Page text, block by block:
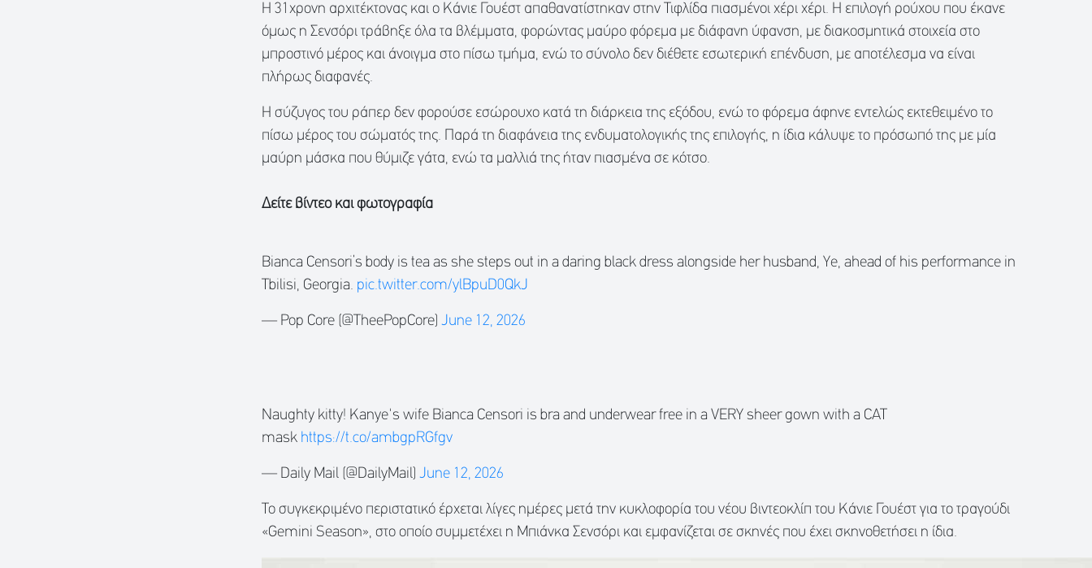
Η 31χρονη αρχιτέκτονας και ο Κάνιε Γουέστ απαθανατίστηκαν στην Τιφλίδα πιασμένοι χέρι χέρι. Η επιλογή ρούχου που έκανε
όμως η Σενσόρι τράβηξε όλα τα βλέμματα, φορώντας μαύρο φόρεμα με διάφανη ύφανση, με διακοσμητικά στοιχεία στο
μπροστινό μέρος και άνοιγμα στο πίσω τμήμα, ενώ το σύνολο δεν διέθετε εσωτερική επένδυση, με αποτέλεσμα να είναι
πλήρως διαφανές.
Η σύζυγος του ράπερ δεν φορούσε εσώρουχο κατά τη διάρκεια της εξόδου, ενώ το φόρεμα άφηνε εντελώς εκτεθειμένο το
πίσω μέρος του σώματός της. Παρά τη διαφάνεια της ενδυματολογικής της επιλογής, η ίδια κάλυψε το πρόσωπό της με μία
μαύρη μάσκα που θύμιζε γάτα, ενώ τα μαλλιά της ήταν πιασμένα σε κότσο.
Δείτε βίντεο και φωτογραφία
Bianca Censori’s body is tea as she steps out in a daring black dress alongside her husband, Ye, ahead of his performance in
Tbilisi, Georgia. pic.twitter.com/ylBpuD0QkJ
— Pop Core (@TheePopCore)June 12, 2026
Naughty kitty! Kanye's wife Bianca Censori is bra and underwear free in a VERY sheer gown with a CAT
mask https://t.co/ambgpRGfgv
— Daily Mail (@DailyMail)June 12, 2026
Το συγκεκριμένο περιστατικό έρχεται λίγες ημέρες μετά την κυκλοφορία του νέου βιντεοκλίπ του Κάνιε Γουέστ για το τραγούδι
«Gemini Season», στο οποίο συμμετέχει η Μπιάνκα Σενσόρι και εμφανίζεται σε σκηνές που έχει σκηνοθετήσει η ίδια.